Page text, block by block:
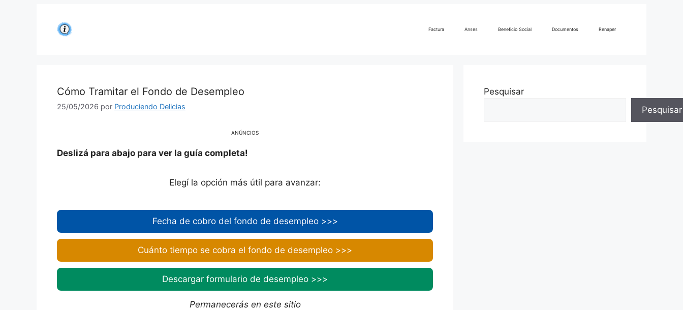
Factura Anses Beneficio Social Documentos Renaper
Cómo Tramitar el Fondo de Desempleo
25/05/2026 por Produciendo Delicias
ANÚNCIOS
Deslizá para abajo para ver la guía completa!
Elegí la opción más útil para avanzar:
Fecha de cobro del fondo de desempleo >>>
Cuánto tiempo se cobra el fondo de desempleo >>>
Descargar formulario de desempleo >>>
Permanecerás en este sitio
Pesquisar
Pesquisar